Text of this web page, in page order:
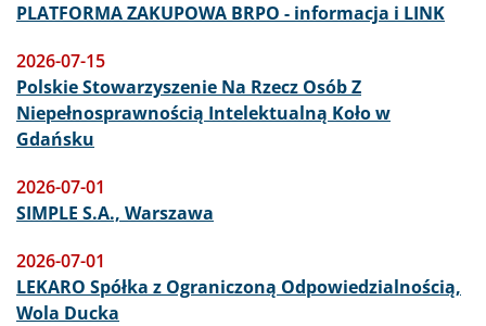
PLATFORMA ZAKUPOWA BRPO - informacja i LINK
2026-07-15
Polskie Stowarzyszenie Na Rzecz Osób Z
Niepełnosprawnością Intelektualną Koło w
Gdańsku
2026-07-01
SIMPLE S.A., Warszawa
2026-07-01
LEKARO Spółka z Ograniczoną Odpowiedzialnością,
Wola Ducka